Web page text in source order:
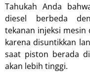
Tahukah Anda
diesel berbeda
tekanan injeksi
karena disuntikkan
saat piston berada
akan lebih tinggi.